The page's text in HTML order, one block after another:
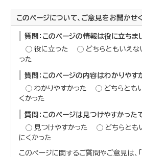
このページについて、ご意見をお聞かせ
質問：このページの情報は役に立ちま
役に立った
どちらともいえな
った
質問：このページの内容はわかりやす
わかりやすかった
どちらとも
くかった
質問：このページは見つけやすかった
見つけやすかった
どちらとも
にくかった
このページに関するご質問やご意見は、